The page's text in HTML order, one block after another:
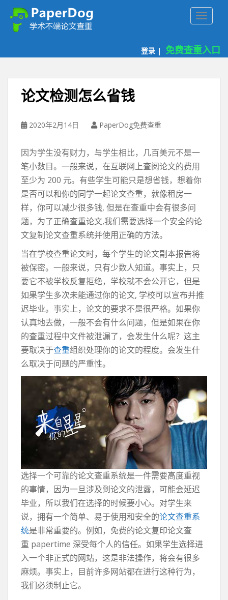
登录 | 免费查重入口
论文检测怎么省钱
2020年2月14日 PaperDog免费查重
因为学生没有财力，与学生相比，几百美元不是一
笔小数目。一般来说，在互联网上查阅论文的费用
至少为 200 元。有些学生可能只是想省钱，想着你
是否可以和你的同学一起论文查重，就像租房一
样，你可以减少很多钱, 但是在查重中会有很多问
题，为了正确查重论文,我们需要选择一个安全的论
文复制论文查重系统并使用正确的方法。
当在学校查重论文时，每个学生的论文副本报告将
被保密。一般来说，只有少数人知道。事实上，只
要它不被学校反复拒绝，学校就不会公开它，但是
如果学生多次未能通过你的论文, 学校可以宣布并推
迟毕业。事实上，论文的要求不是很严格。如果你
认真地去做，一般不会有什么问题，但是如果在你
的查重过程中文件被泄漏了，会发生什么呢？这主
要取决于查重组织处理你的论文的程度。会发生什
么取决于问题的严重性。
选择一个可靠的论文查重系统是一件需要高度重视
的事情，因为一旦涉及到论文的泄露，可能会延迟
毕业，所以我们在选择的时候要小心。对学生来
说，拥有一个简单、易于使用和安全的论文查重系
统是非常重要的。例如，免费的论文复印论文查
重 papertime 深受每个人的信任。如果学生选择进
入一个非正式的网站，这是非法操作，将会有很多
麻烦。事实上，目前许多网站都在进行这种行为，
我们必须制止它。